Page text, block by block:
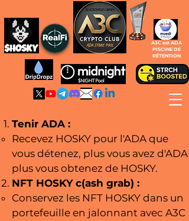
A3C est ADA
PISCINE DE
RÉTENTION
Tenir ADA :
Recevez HOSKY pour l'ADA que
vous détenez, plus vous avez d'ADA,
plus vous obtenez de HOSKY.
NFT HOSKY c(ash grab) :
Conservez les NFT HOSKY dans un
portefeuille en jalonnant avec A3C